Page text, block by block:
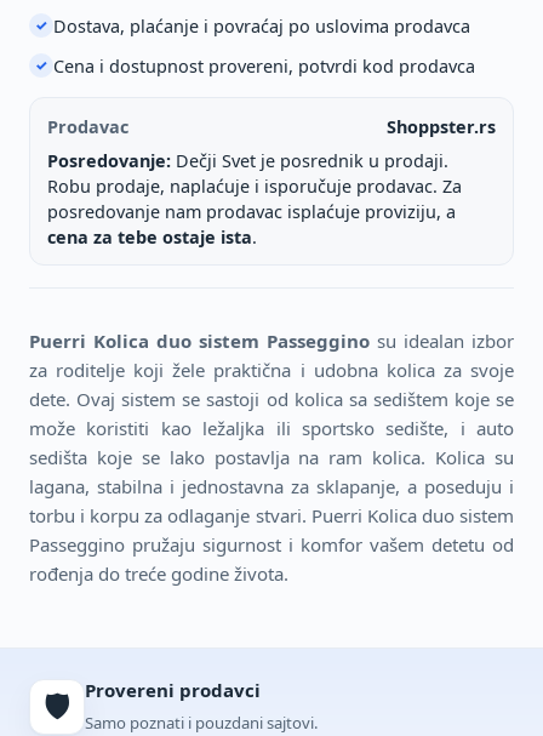
✓ Dostava, plaćanje i povraćaj po uslovima prodavca
✓ Cena i dostupnost provereni, potvrdi kod prodavca
Prodavac
Shoppster.rs
Posredovanje: Dečji Svet je posrednik u prodaji.
Robu prodaje, naplaćuje i isporučuje prodavac. Za
posredovanje nam prodavac isplaćuje proviziju, a
cena za tebe ostaje ista.
Puerri Kolica duo sistem Passeggino su idealan izbor
za roditelje koji žele praktična i udobna kolica za svoje
dete. Ovaj sistem se sastoji od kolica sa sedištem koje se
može koristiti kao ležaljka ili sportsko sedište, i auto
sedišta koje se lako postavlja na ram kolica. Kolica su
lagana, stabilna i jednostavna za sklapanje, a poseduju i
torbu i korpu za odlaganje stvari. Puerri Kolica duo sistem
Passeggino pružaju sigurnost i komfor vašem detetu od
rođenja do treće godine života.
🛡️ Provereni prodavci
Samo poznati i pouzdani sajtovi.